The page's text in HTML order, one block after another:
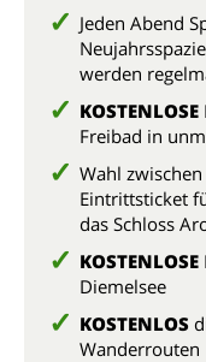
Jeden Abend
werden
KOSTENLOSE
Freibad in
Wahl
Eintrittsticket
das Schloss
KOSTENLOSE
Diemelsee
KOSTENLOS
Wanderrouten